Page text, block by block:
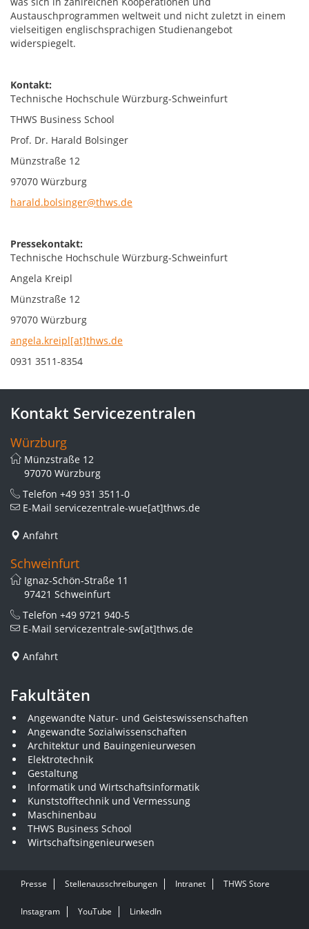
Austauschprogrammen weltweit und nicht zuletzt in einem
vielseitigen englischsprachigen Studienangebot
widerspiegelt.
Kontakt:
Technische Hochschule Würzburg-Schweinfurt
THWS Business School
Prof. Dr. Harald Bolsinger
Münzstraße 12
97070 Würzburg
harald.bolsinger@thws.de
Pressekontakt:
Technische Hochschule Würzburg-Schweinfurt
Angela Kreipl
Münzstraße 12
97070 Würzburg
angela.kreipl[at]thws.de
0931 3511-8354
Kontakt Servicezentralen
Würzburg
Münzstraße 12
97070 Würzburg
Telefon +49 931 3511-0
E-Mail servicezentrale-wue[at]thws.de
Anfahrt
Schweinfurt
Ignaz-Schön-Straße 11
97421 Schweinfurt
Telefon +49 9721 940-5
E-Mail servicezentrale-sw[at]thws.de
Anfahrt
Fakultäten
Angewandte Natur- und Geisteswissenschaften
Angewandte Sozialwissenschaften
Architektur und Bauingenieurwesen
Elektrotechnik
Gestaltung
Informatik und Wirtschaftsinformatik
Kunststofftechnik und Vermessung
Maschinenbau
THWS Business School
Wirtschaftsingenieurwesen
Presse Stellenausschreibungen Intranet THWS Store
Instagram YouTube LinkedIn